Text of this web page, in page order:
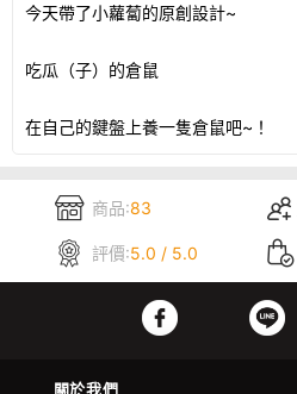
今天帶了小蘿蔔的原創設計~
吃瓜（子）的倉鼠
在自己的鍵盤上養一隻倉鼠吧~！
商品:83
評價:5.0 / 5.0
關於我們